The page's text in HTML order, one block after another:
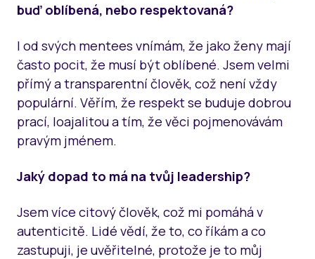
buď oblíbená, nebo respektovaná?
I od svých mentees vnímám, že jako ženy mají
často pocit, že musí být oblíbené. Jsem velmi
přímý a transparentní člověk, což není vždy
populární. Věřím, že respekt se buduje dobrou
prací, loajalitou a tím, že věci pojmenovávám
pravým jménem.
Jaký dopad to má na tvůj leadership?
Jsem více citový člověk, což mi pomáhá v
autenticitě. Lidé vědí, že to, co říkám a co
zastupuji, je uvěřitelné, protože je to můj